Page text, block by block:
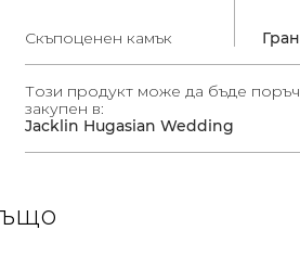
Скъпоценен камък
Този продукт може да бъде
закупен в:
Jacklin Hugasian Wedding